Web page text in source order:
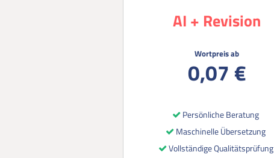
AI + Revision
Wortpreis ab
0,07 €
Persönliche Beratung
Maschinelle Übersetzung
Vollständige Qualitätsprüfung